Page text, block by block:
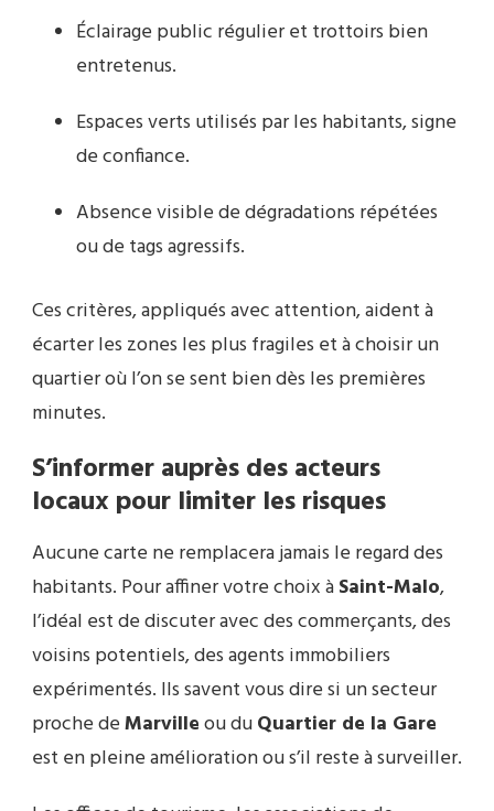
Éclairage public régulier et trottoirs bien
entretenus.
Espaces verts utilisés par les habitants, signe
de confiance.
Absence visible de dégradations répétées
ou de tags agressifs.
Ces critères, appliqués avec attention, aident à
écarter les zones les plus fragiles et à choisir un
quartier où l’on se sent bien dès les premières
minutes.
S’informer auprès des acteurs
locaux pour limiter les risques
Aucune carte ne remplacera jamais le regard des
habitants. Pour affiner votre choix àSaint-Malo,
l’idéal est de discuter avec des commerçants, des
voisins potentiels, des agents immobiliers
expérimentés. Ils savent vous dire si un secteur
proche deMarvilleou duQuartier de la Gare
est en pleine amélioration ou s’il reste à surveiller.